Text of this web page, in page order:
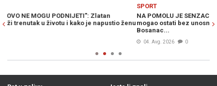
NA POMOLU JE SENZACIONALAN PREOKRET: Zlatko Dalić bi
mogao ostati bez unosnog posla, posao mu "kvari" drugi